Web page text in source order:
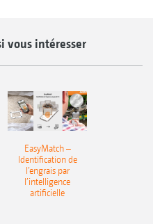
vous intéresser
EasyMatch –
Identification de
l’engrais par
l’intelligence
artificielle